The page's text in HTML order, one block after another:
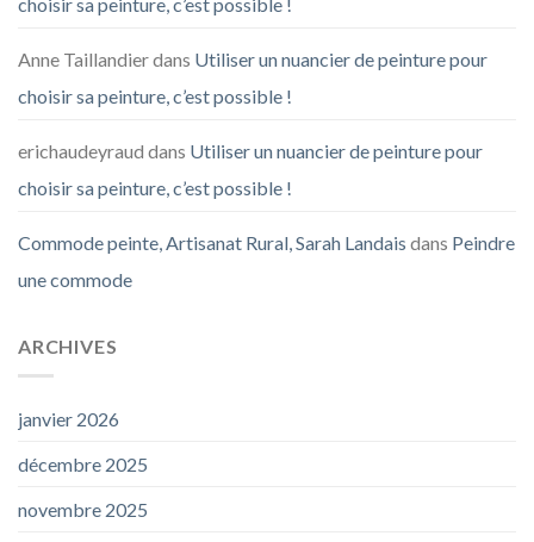
choisir sa peinture, c’est possible !
Anne Taillandierdans Utiliser un nuancier de peinture pour
choisir sa peinture, c’est possible !
erichaudeyraud dans Utiliser un nuancier de peinture pour
choisir sa peinture, c’est possible !
Commode peinte, Artisanat Rural, Sarah Landais dans Peindre
une commode
ARCHIVES
janvier 2026
décembre 2025
novembre 2025